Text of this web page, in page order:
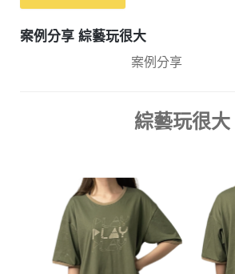
案例分享 綜藝玩很大
案例分享
綜藝玩很大